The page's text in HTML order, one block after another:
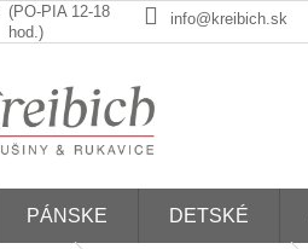
(PO-PIA 12-18
hod.)
info@kreibich.sk
PÁNSKE DETSKÉ